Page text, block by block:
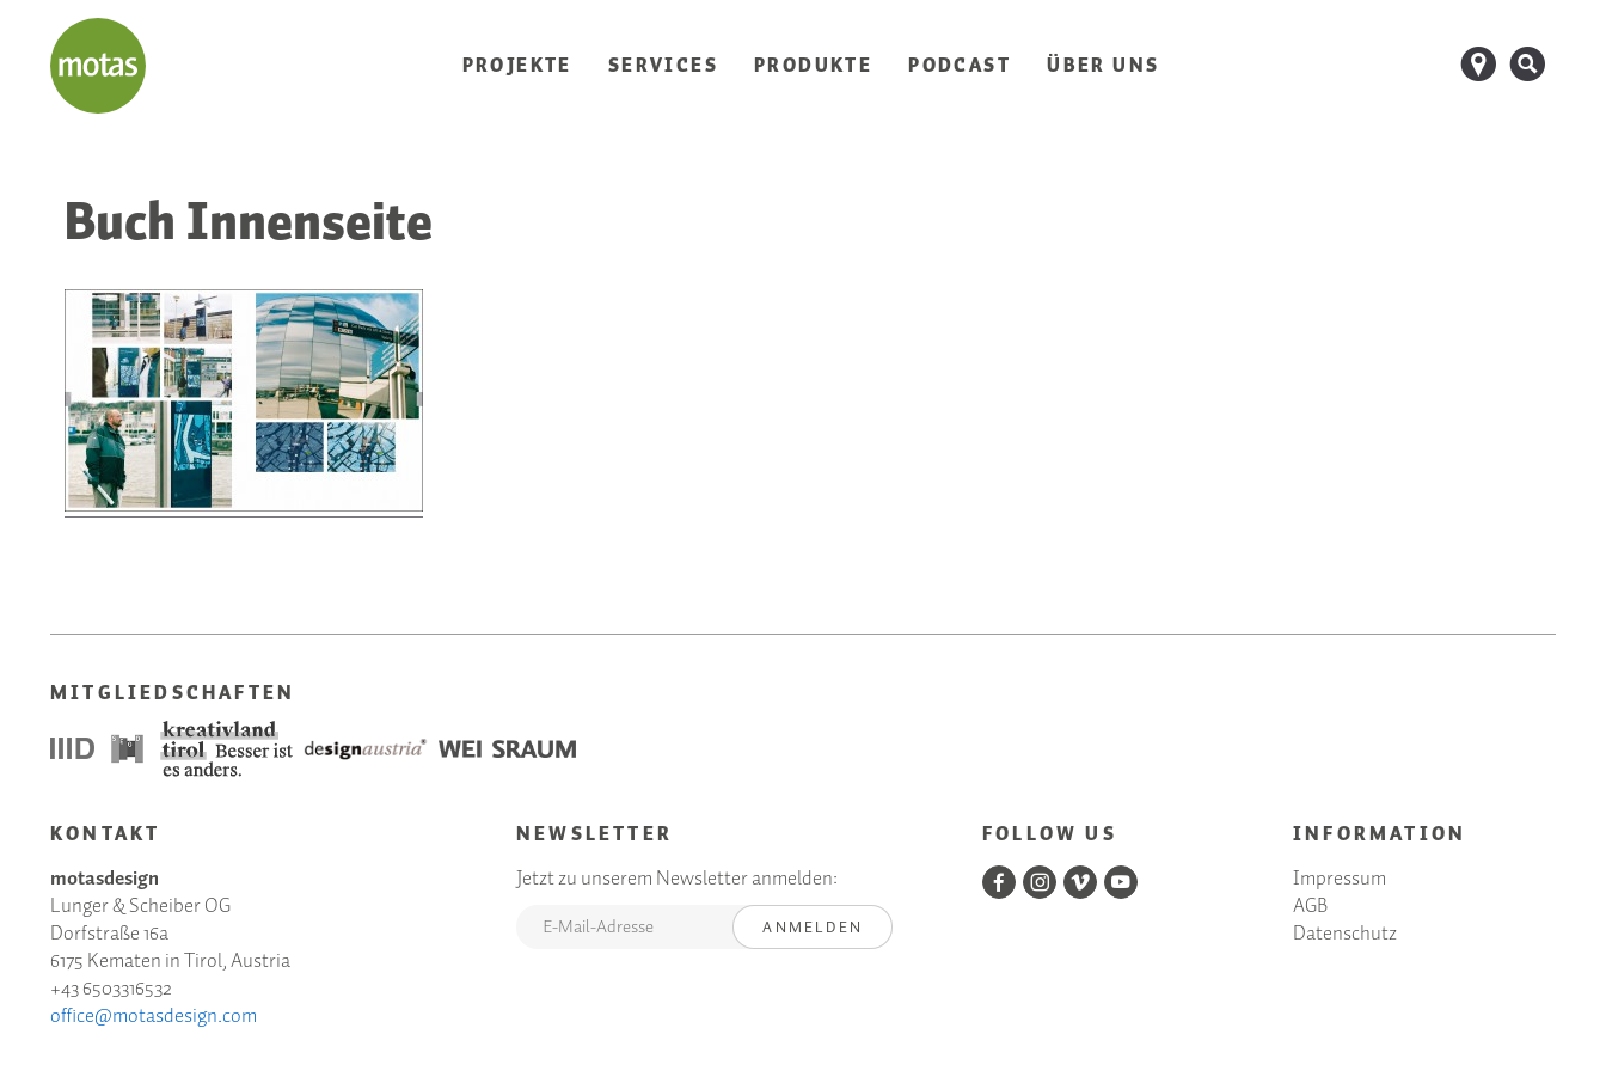
PROJEKTE SERVICES PRODUKTE PODCAST ÜBER UNS d s
Buch Innenseite
MITGLIEDSCHAFTEN
KONTAKT
motasdesign
Lunger & Scheiber OG
Dorfstraße 16a
6175 Kematen in Tirol, Austria
+43 6503316532
office@motasdesign.com
NEWSLETTER
Jetzt zu unserem Newsletter anmelden:
ANMELDEN
FOLLOW US INFORMATION
Impressum
AGB
Datenschutz